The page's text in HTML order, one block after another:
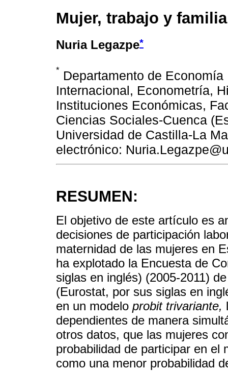
Mujer, trabajo y
Nuria Legazpe*
* Departamento de Economía
Internacional, Econometría,
Instituciones Económicas,
Ciencias Sociales-Cuenca
Universidad de Castilla-La
electrónico:
RESUMEN:
El objetivo de este artículo es
decisiones de participación
maternidad de las mujeres en
ha explotado la Encuesta de
siglas en inglés) (2005-2011)
(Eurostat, por sus siglas en
en un modelo probit trivariante,
dependientes de manera
otros datos, que las mujeres
probabilidad de participar en el
como una menor probabilidad